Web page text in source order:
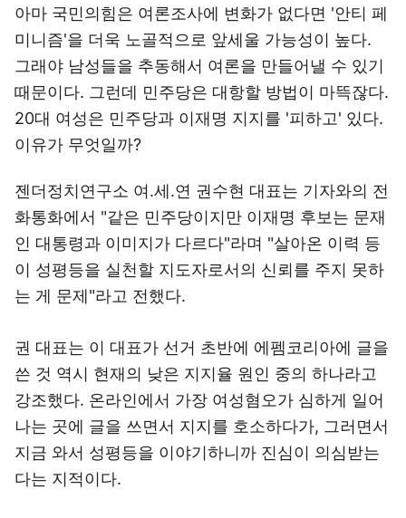
아마 국민의힘은 여론조사에 변화가 없다면 '안티 페
미니즘'을 더욱 노골적으로 앞세울 가능성이 높다.
그래야 남성들을 추동해서 여론을 만들어낼 수 있기
때문이다. 그런데 민주당은 대항할 방법이 마뜩잖다.
20대 여성은 민주당과 이재명 지지를 '피하고' 있다.
이유가 무엇일까?
젠더정치연구소 여.세.연 권수현 대표는 기자와의 전
화통화에서 "같은 민주당이지만 이재명 후보는 문재
인 대통령과 이미지가 다르다"라며 "살아온 이력 등
이 성평등을 실천할 지도자로서의 신뢰를 주지 못하
는 게 문제"라고 전했다.
권 대표는 이 대표가 선거 초반에 에펨코리아에 글을
쓴 것 역시 현재의 낮은 지지율 원인 중의 하나라고
강조했다. 온라인에서 가장 여성혐오가 심하게 일어
나는 곳에 글을 쓰면서 지지를 호소하다가, 그러면서
지금 와서 성평등을 이야기하니까 진심이 의심받는
다는 지적이다.